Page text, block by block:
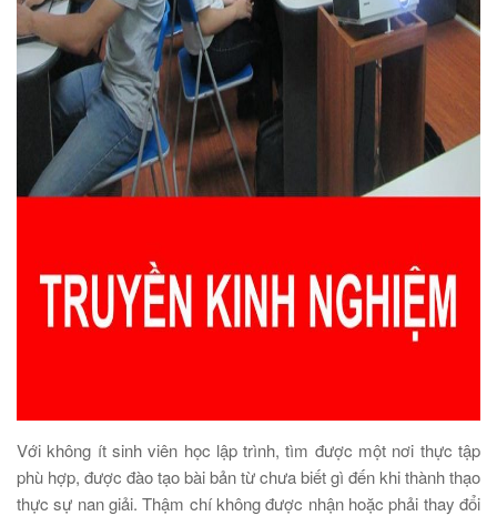
Với không ít sinh viên học lập trình, tìm được một nơi thực tập
phù hợp, được đào tạo bài bản từ chưa biết gì đến khi thành thạo
thực sự nan giải. Thậm chí không được nhận hoặc phải thay đổi